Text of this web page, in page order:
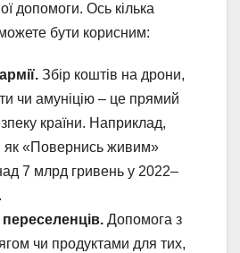
допомоги. Ось кілька
бути корисним:
Збір коштів на дрони,
чи амуніцію – це прямий
країни. Наприклад,
«Повернись живим»
7 млрд гривень у 2022–
Допомога з
чи продуктами для тих,